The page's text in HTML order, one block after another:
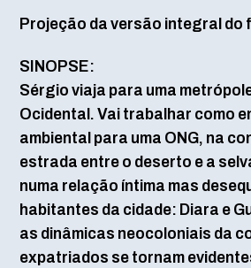
Projeção da versão integral do
SINOPSE:
Sérgio viaja para uma
Ocidental. Vai trabalhar como
ambiental para uma ONG, na
estrada entre o deserto e a
numa relação íntima mas
habitantes da cidade: Diara e
as dinâmicas neocoloniais da
expatriados se tornam